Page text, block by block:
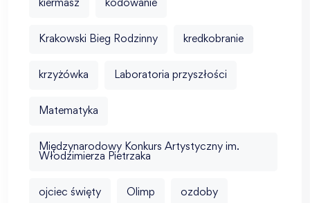
kiermasz kodowanie
Krakowski Bieg Rodzinny kredkobranie
krzyżówka Laboratoria przyszłości
Matematyka
Międzynarodowy Konkurs Artystyczny im.
Włodzimierza Pietrzaka
ojciec święty Olimp ozdoby